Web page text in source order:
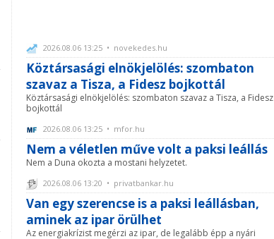
2026.08.06 13:25 • novekedes.hu
Köztársasági elnökjelölés: szombaton
szavaz a Tisza, a Fidesz bojkottál
Köztársasági elnökjelölés: szombaton szavaz a Tisza, a Fidesz
bojkottál
2026.08.06 13:25 • mfor.hu
Nem a véletlen műve volt a paksi leállás
Nem a Duna okozta a mostani helyzetet.
2026.08.06 13:20 • privatbankar.hu
Van egy szerencse is a paksi leállásban,
aminek az ipar örülhet
Az energiakrízist megérzi az ipar, de legalább épp a nyári